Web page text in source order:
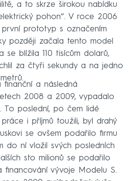
a to skrze širokou nabídku
pohon“. V roce 2006
první prototyp s označením
později začala tento model
se blížila 110 tisícům dolarů,
za čtyři sekundy a na jedno
finanční a následná
2008 a 2009, vypadalo
To poslední, po čem lidé
i příjmů toužili, byl drahý
se ovšem podařilo firmu
do ní vložil svých posledních
sto milionů se podařilo
financování vývoje Modelu S.